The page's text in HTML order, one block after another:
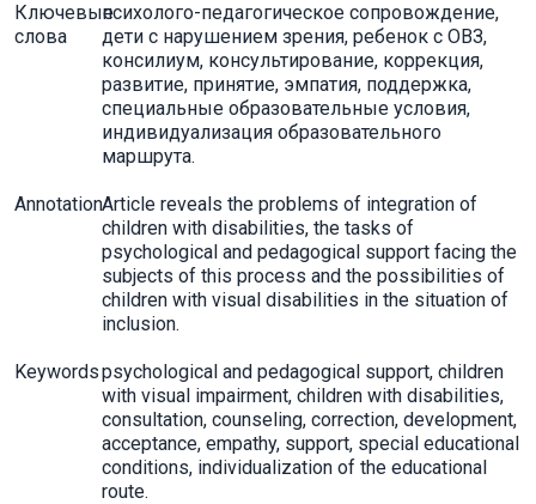
Ключевые
слова
психолого-педагогическое сопровождение,
дети с нарушением зрения, ребенок с ОВЗ,
консилиум, консультирование, коррекция,
развитие, принятие, эмпатия, поддержка,
специальные образовательные условия,
индивидуализация образовательного
маршрута.
AnnotationArticle reveals the problems of integration of
children with disabilities, the tasks of
psychological and pedagogical support facing the
subjects of this process and the possibilities of
children with visual disabilities in the situation of
inclusion.
Keywordspsychological and pedagogical support, children
with visual impairment, children with disabilities,
consultation, counseling, correction, development,
acceptance, empathy, support, special educational
conditions, individualization of the educational
route.